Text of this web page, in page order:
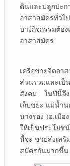
ดินและปลูกปะ
อาสาสมัครทั่ว
บางกิจกรรมต้อ
อาสาสมัคร
ดังนั้นทา
เครือข่ายจิตอา
ส่วนรวมและเป็
สังคม ในปีนี้จึง
เก็บขยะ แม่น้ำ
นางรอง )อ.เมื
ให้เป็นประโยช
นี้จะ ช่วยส่งเส
สมัครกันมากขึ้น